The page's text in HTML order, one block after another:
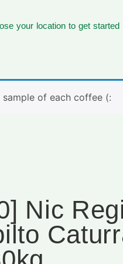
your location to get started
of each coffee (:
Nic